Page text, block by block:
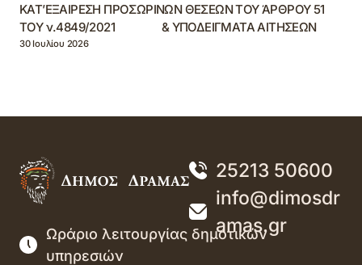
ΚΑΤ’ΕΞΑΙΡΕΣΗ ΠΡΟΣΩΡΙΝΩΝ ΘΕΣΕΩΝ ΤΟΥ ΆΡΘΡΟΥ 51
ΤΟΥ ν.4849/2021 & ΥΠΟΔΕΙΓΜΑΤΑ ΑΙΤΗΣΕΩΝ
30 Ιουλίου 2026
25213 50600
info@dimosdr
amas.gr
Ωράριο λειτουργίας δημοτικών
υπηρεσιών